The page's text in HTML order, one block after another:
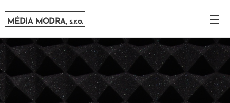
MÉDIA MODRA, s.r.o.